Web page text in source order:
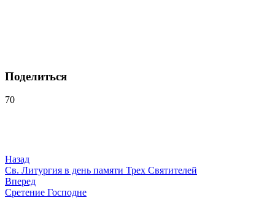
Поделиться
70
Назад
Св. Литургия в день памяти Трех Святителей
Вперед
Сретение Господне